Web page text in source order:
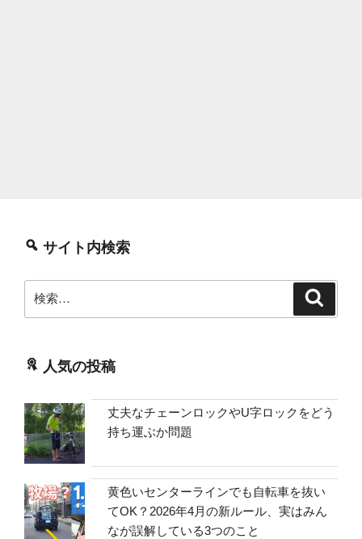
サイト内検索
索:
人気の投稿
丈夫なチェーンロックやU字ロックをどう
持ち運ぶか問題
黄色いセンターラインでも自転車を抜い
てOK？2026年4月の新ルール、実はみん
なが誤解している3つのこと